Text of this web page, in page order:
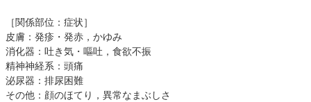
［関係部位：症状］
皮膚：発疹・発赤，かゆみ
消化器：吐き気・嘔吐，食欲不振
精神神経系：頭痛
泌尿器：排尿困難
その他：顔のほてり，異常なまぶしさ